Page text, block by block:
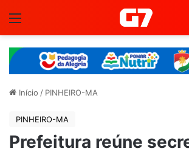
Início / PINHEIRO-MA
PINHEIRO-MA
Prefeitura reúne